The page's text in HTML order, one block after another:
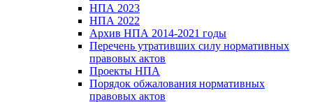
НПА 2023
НПА 2022
Архив НПА 2014-2021 годы
Перечень утративших силу нормативных
правовых актов
Проекты НПА
Порядок обжалования нормативных
правовых актов